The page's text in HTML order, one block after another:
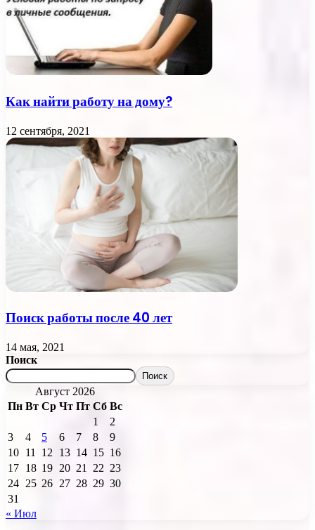
Как найти работу на дому?
12 сентября, 2021
Поиск работы после 40 лет
14 мая, 2021
Поиск
Поиск
Август 2026
Пн Вт Ср Чт Пт Сб Вс
1
2
3
4 5 6 7 8
9
10 11 12 13 14 15 16
17 18 19 20 21 22 23
24 25 26 27 28 29 30
31
« Июл